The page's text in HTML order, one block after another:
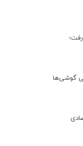
رفت؛
گوشی‌ها